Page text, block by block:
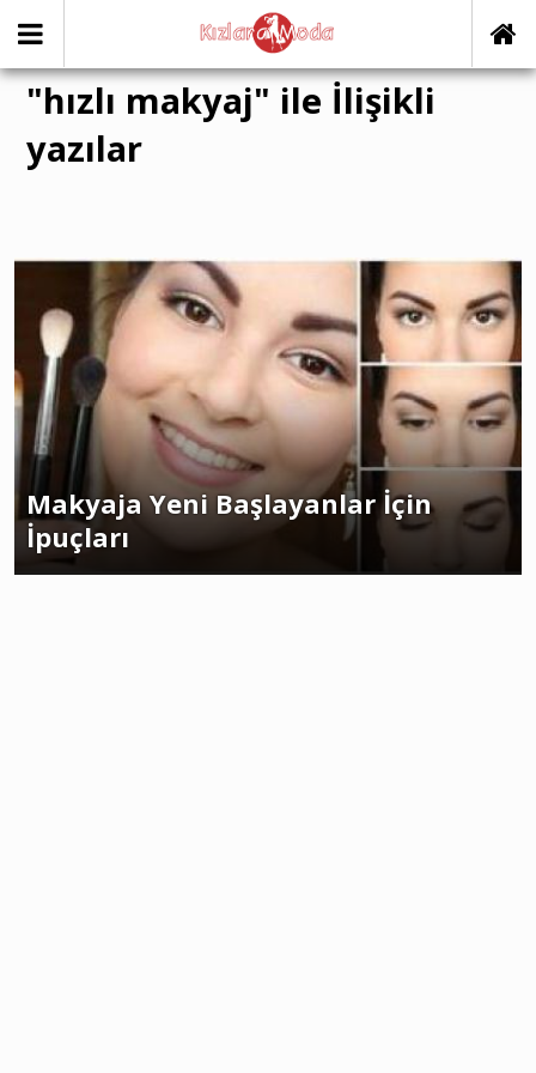
"hızlı makyaj" ile İlişikli
yazılar
Makyaja Yeni Başlayanlar İçin
İpuçları